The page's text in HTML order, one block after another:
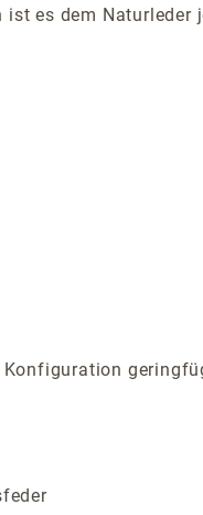
es dem